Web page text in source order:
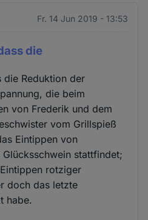
Fr. 14 Jun 2019 - 13:53
die
die Reduktion der
die beim
von Frederik und dem
vom Grillspieß
Eintippen von
stattfindet;
rotziger
doch das letzte
habe.